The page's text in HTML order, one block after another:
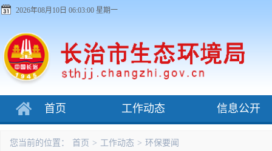
2026年08月10日 06:03:01 星期一
首页 工作动态 信息公开
您当前的位置： 首页 > 工作动态 > 环保要闻